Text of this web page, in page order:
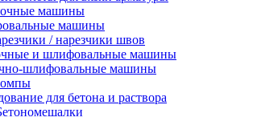
машины
машины
/ нарезчики швов
и шлифовальные машины
шлифовальные машины
для бетона и раствора